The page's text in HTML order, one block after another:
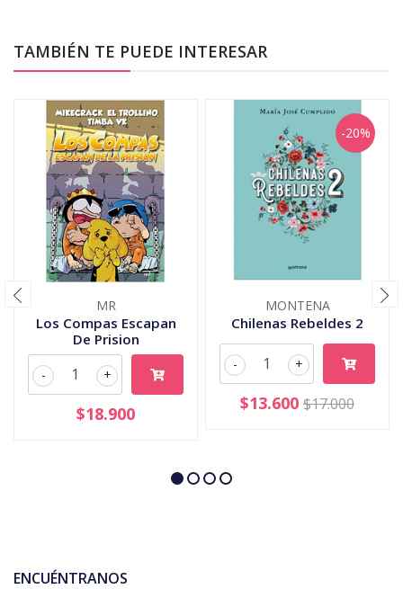
TAMBIÉN TE PUEDE INTERESAR
MR
Los Compas Escapan
De Prision
+
-
$18.900
-20%
MONTENA
Chilenas Rebeldes 2
+
-
$13.600 $17.000
ENCUÉNTRANOS